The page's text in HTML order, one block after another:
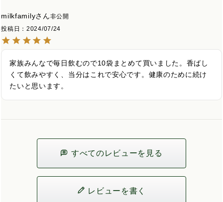
milkfamily
非公開
投稿日
2024/07/24
家族みんなで毎日飲むので10袋まとめて買いました。香ばし
くて飲みやすく、当分はこれで安心です。健康のために続け
たいと思います。
すべてのレビューを見る
レビューを書く